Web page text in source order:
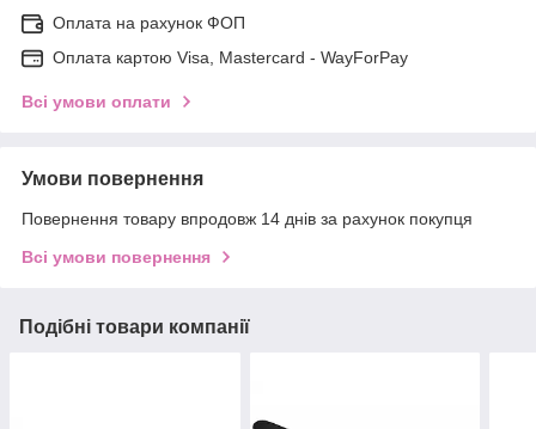
Оплата на рахунок ФОП
Оплата картою Visa, Mastercard - WayForPay
Всі умови оплати
Умови повернення
Повернення товару впродовж 14 днів за рахунок покупця
Всі умови повернення
Подібні товари компанії